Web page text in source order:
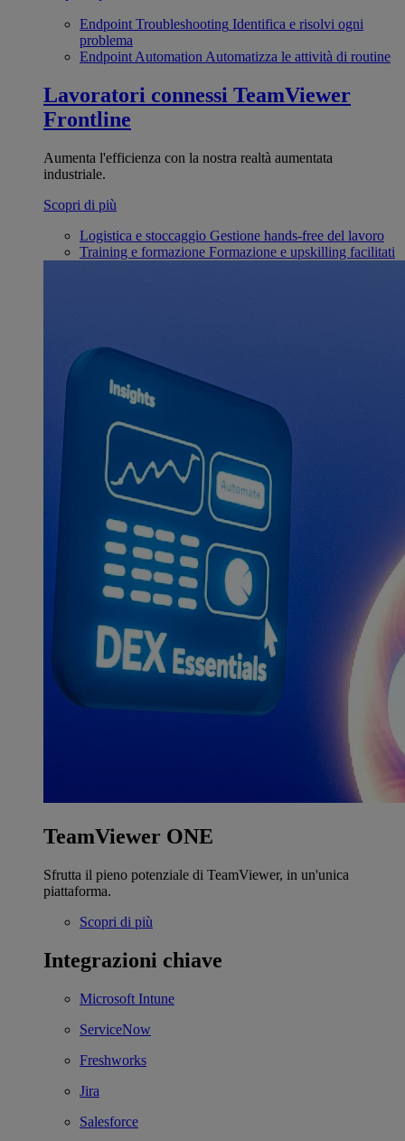
Endpoint Troubleshooting Identifica e risolvi ogni
problema
Endpoint Automation Automatizza le attività di routine
Lavoratori connessi TeamViewer
Frontline
Aumenta l'efficienza con la nostra realtà aumentata
industriale.
Scopri di più
Logistica e stoccaggio Gestione hands-free del lavoro
Training e formazione Formazione e upskilling facilitati
TeamViewer ONE
Sfrutta il pieno potenziale di TeamViewer, in un'unica
piattaforma.
Scopri di più
Integrazioni chiave
Microsoft Intune
ServiceNow
Freshworks
Jira
Salesforce